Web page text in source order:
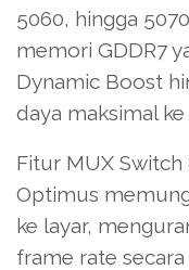
5060, hingga
memori GDDR7
Dynamic Boost
daya maksimal
Fitur MUX Switch
Optimus
ke layar,
frame rate